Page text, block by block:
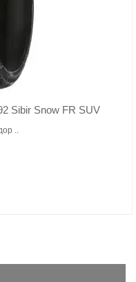
Sibir Snow FR SUV
..